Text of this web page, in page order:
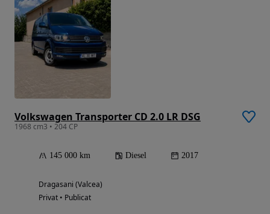
Volkswagen Transporter CD 2.0 LR DSG
1968 cm3 • 204 CP
145 000 km Diesel 2017
Dragasani (Valcea)
Privat • Publicat